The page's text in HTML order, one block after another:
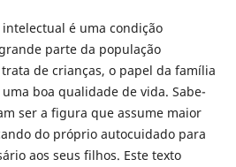
é uma condição
parte da população
de crianças, o papel da família
boa qualidade de vida. Sabe-
ser a figura que assume maior
do próprio autocuidado para
aos seus filhos. Este texto